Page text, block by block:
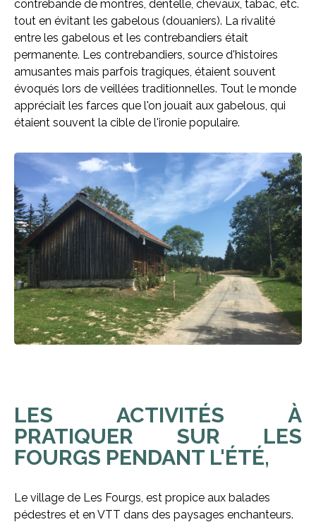
contrebande de montres, dentelle, chevaux, tabac, etc.
tout en évitant les gabelous (douaniers). La rivalité
entre les gabelous et les contrebandiers était
permanente. Les contrebandiers, source d'histoires
amusantes mais parfois tragiques, étaient souvent
évoqués lors de veillées traditionnelles. Tout le monde
appréciait les farces que l'on jouait aux gabelous, qui
étaient souvent la cible de l'ironie populaire.
LES ACTIVITÉS À
PRATIQUER SUR LES
FOURGS PENDANT L'ÉTÉ,
Le village de Les Fourgs, est propice aux balades
pédestres et en VTT dans des paysages enchanteurs.